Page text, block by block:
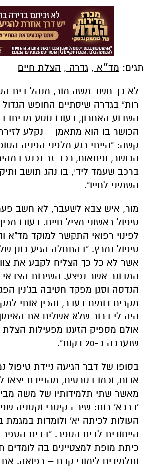
תגים: מד״א , גדרה , הצלת חיים
לא כך חשב משה מור, מנהל בית
רות" בגדרה שיסתיים החופש הגדול
השבוע האחרון, בעודו נוסע מביתו
הכושר בו הוא מתאמן – נקלע
קשה: "הייתי רגע מלפני הפניה
הכושר, ופתאום, רכב זר נכנס
ברכב שעמד לידי, בו נהג תושב
השמיני לחייו".
מור, איש צבא לשעבר, לא חשב
טיפול ראשוני מציל חיים. בעודו
לפינוי רפואי התקשר למוקד מד"א
טיפול נמרץ. "בהתחלה הגיע כונן
אשר לא כל כך הצליח לקבע את
המבוגר אשר נפצע. השירות הצבאי
הנדסה וסגן מפקד חטיבה בג'נין
מקרים דומים בעבר, והכין אותי
היה לי ברור שלא אשלים את
אולם מספיק הזענו מפעילות הצלת
שנערכה כ-20 דקות".
בסופו של דבר הגיעה ניידת טיפול
אדום, וכמו בסרטים, מהניידת יצאו
מאשר שתי תלמידותיו של משה
'דרכא' רות: שירה קיסרי וקסניה
העולות לכיתה יא' ולומדות במגמת
הייחודית לבית הספר. "בבית הספר
כיתת מופת למצטיינים בה לומדים
ותלמידים לימודי קדם – רפואה.